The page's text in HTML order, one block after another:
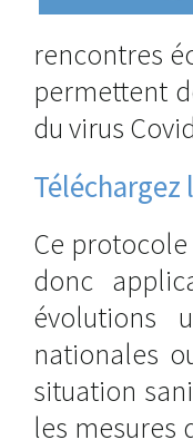
rencontres
permettent
du virus
Ce
donc
évolutions
nationales
situation
les mesures